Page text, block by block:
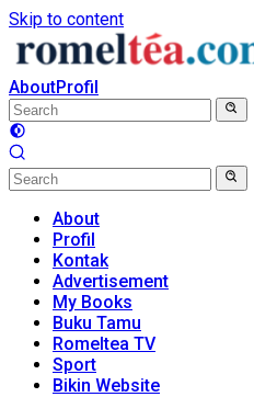
Skip to content
AboutProfil
About
Profil
Kontak
Advertisement
My Books
Buku Tamu
Romeltea TV
Sport
Bikin Website